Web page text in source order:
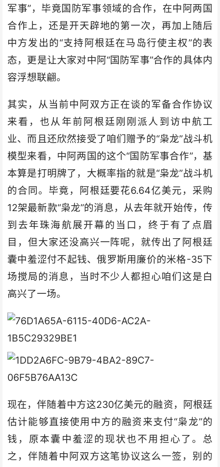
军事”，毕竟国防军事领域的合作，在中阿两国
合作上，还是开天辟地的第一次，再加上随后
中方发出的“支持阿根廷在马岛行使主权”的表
态，更是让大家对中阿“国防军事”合作的具体内
容浮想联翩。
其实，从当前中阿双方正在谈的军备合作协议
来看，也从年前阿根廷刚刚派人到访中航工
业、而且还欣然接受了咱们赠予的“枭龙”战斗机
模型来看，中阿两国的这个“国防军事合作”，基
本算是打明牌了，大概率指的就是“枭龙”战斗机
的合同。毕竟，阿根廷要花6.64亿美元，采购
12架最新款“枭龙”的消息，从去年就开始传，传
到去年珠海航展开幕的当口，终于有了点眉
目，但大家还没高兴一阵呢，就传出了阿根廷
囊中羞涩付不起钱、俄罗斯用廉价的米格-35下
场搅局的消息，当时不少人都担心咱们这是白
高兴了一场。
现在，伴随着中方这230亿美元的融资，阿根廷
估计能够直接使用中方的融资来支付“枭龙”的
钱，原本囊中羞涩的现状也不用担心了。总
之，伴随着中阿双方这笔协议这么一签，别的